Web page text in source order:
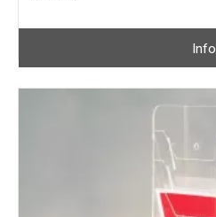
Info